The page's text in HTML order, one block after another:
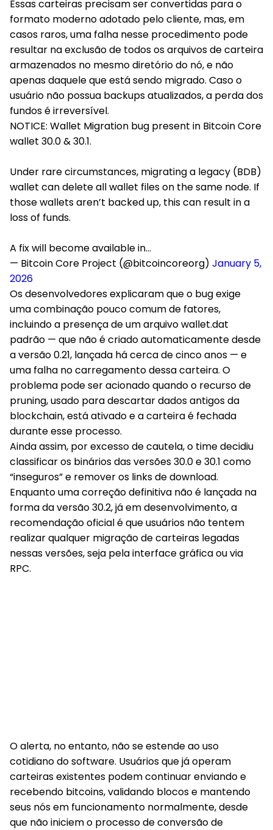
Essas carteiras precisam ser convertidas para o
formato moderno adotado pelo cliente, mas, em
casos raros, uma falha nesse procedimento pode
resultar na exclusão de todos os arquivos de carteira
armazenados no mesmo diretório do nó, e não
apenas daquele que está sendo migrado. Caso o
usuário não possua backups atualizados, a perda dos
fundos é irreversível.
NOTICE: Wallet Migration bug present in Bitcoin Core
wallet 30.0 & 30.1.
Under rare circumstances, migrating a legacy (BDB)
wallet can delete all wallet files on the same node. If
those wallets aren’t backed up, this can result in a
loss of funds.
A fix will become available in…
— Bitcoin Core Project (@bitcoincoreorg) January 5,
2026
Os desenvolvedores explicaram que o bug exige
uma combinação pouco comum de fatores,
incluindo a presença de um arquivo wallet.dat
padrão — que não é criado automaticamente desde
a versão 0.21, lançada há cerca de cinco anos — e
uma falha no carregamento dessa carteira. O
problema pode ser acionado quando o recurso de
pruning, usado para descartar dados antigos da
blockchain, está ativado e a carteira é fechada
durante esse processo.
Ainda assim, por excesso de cautela, o time decidiu
classificar os binários das versões 30.0 e 30.1 como
“inseguros” e remover os links de download.
Enquanto uma correção definitiva não é lançada na
forma da versão 30.2, já em desenvolvimento, a
recomendação oficial é que usuários não tentem
realizar qualquer migração de carteiras legadas
nessas versões, seja pela interface gráfica ou via
RPC.
O alerta, no entanto, não se estende ao uso
cotidiano do software. Usuários que já operam
carteiras existentes podem continuar enviando e
recebendo bitcoins, validando blocos e mantendo
seus nós em funcionamento normalmente, desde
que não iniciem o processo de conversão de